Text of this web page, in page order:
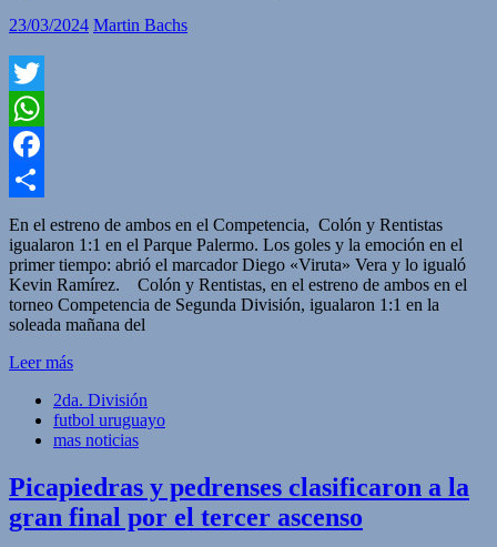
23/03/2024 Martin Bachs
Twitter
WhatsApp
Facebook
Compartir
En el estreno de ambos en el Competencia, Colón y Rentistas
igualaron 1:1 en el Parque Palermo. Los goles y la emoción en el
primer tiempo: abrió el marcador Diego «Viruta» Vera y lo igualó
Kevin Ramírez. Colón y Rentistas, en el estreno de ambos en el
torneo Competencia de Segunda División, igualaron 1:1 en la
soleada mañana del
Leer más
2da. División
futbol uruguayo
mas noticias
Picapiedras y pedrenses clasificaron a la
gran final por el tercer ascenso